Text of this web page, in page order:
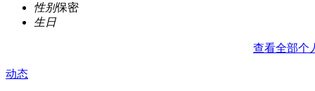
性别保密
生日
查看全部个
动态